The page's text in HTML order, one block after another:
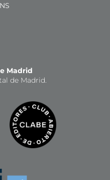
Madrid
de Madrid.